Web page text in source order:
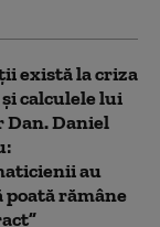
există la criza
calculele lui
Dan. Daniel
au
poată rămâne